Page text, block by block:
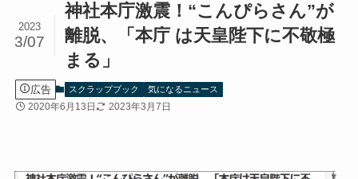
神社本庁激震！“こんぴらさん”が
離脱、「本庁 は天皇陛下に不敬極
まる」
2023
3/07
広告 スクラップブック 気になるニュース
2020年6月13日 2023年3月7日